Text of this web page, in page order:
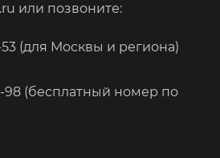
или позвоните:
53 (для Москвы и региона)
98 (бесплатный номер по